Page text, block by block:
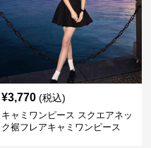
¥3,770 (税込)
キャミワンピース スクエアネッ
ク裾フレアキャミワンピース